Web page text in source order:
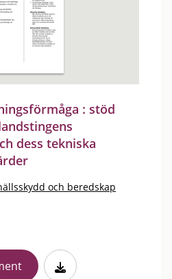
: stöd
dess tekniska
och beredskap